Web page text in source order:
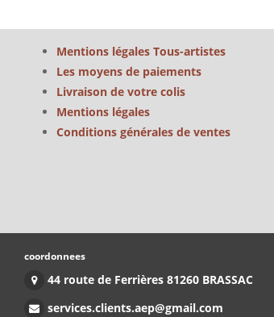
Mentions légales Tous-artistes
Les moyens de paiements
Livraison de votre colis
Mentions légales
Conditions générales de ventes
coordonnees
44 route de Ferrières 81260 BRASSAC
services.clients.aep@gmail.com